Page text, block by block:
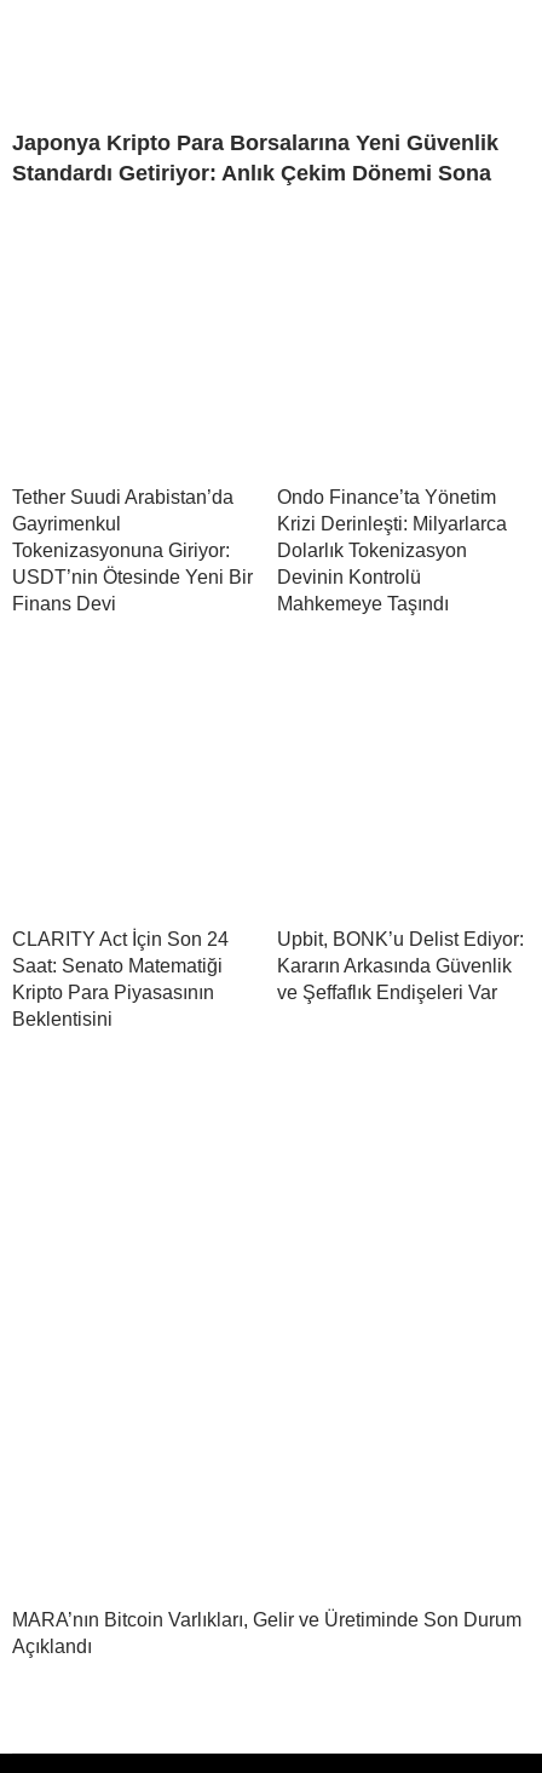
Japonya Kripto Para Borsalarına Yeni Güvenlik
Standardı Getiriyor: Anlık Çekim Dönemi Sona
Tether Suudi Arabistan’da
Gayrimenkul
Tokenizasyonuna Giriyor:
USDT’nin Ötesinde Yeni Bir
Finans Devi
Ondo Finance’ta Yönetim
Krizi Derinleşti: Milyarlarca
Dolarlık Tokenizasyon
Devinin Kontrolü
Mahkemeye Taşındı
CLARITY Act İçin Son 24
Saat: Senato Matematiği
Kripto Para Piyasasının
Beklentisini
Upbit, BONK’u Delist Ediyor:
Kararın Arkasında Güvenlik
ve Şeffaflık Endişeleri Var
MARA’nın Bitcoin Varlıkları, Gelir ve Üretiminde Son Durum
Açıklandı